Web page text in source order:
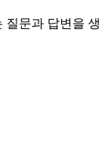
질문과 답변을 생